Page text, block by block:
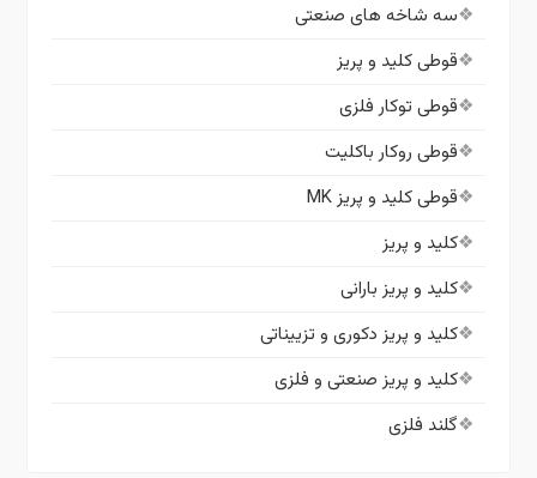
سه شاخه های صنعتی
قوطی کلید و پریز
قوطی توکار فلزی
قوطی روکار باکلیت
قوطی کلید و پریز MK
کلید و پریز
کلید و پریز بارانی
کلید و پریز دکوری و تزییناتی
کلید و پریز صنعتی و فلزی
گلند فلزی